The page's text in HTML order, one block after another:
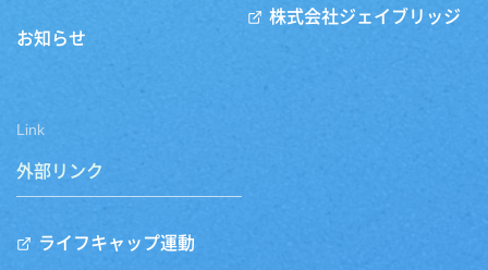
お知らせ
株式会社ジェイブリッジ
Link
外部リンク
ライフキャップ運動